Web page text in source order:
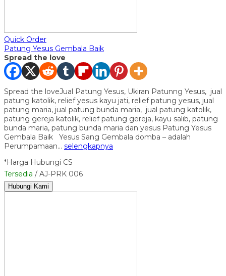
Quick Order
Patung Yesus Gembala Baik
Spread the love
Spread the loveJual Patung Yesus, Ukiran Patunng Yesus, jual
patung katolik, relief yesus kayu jati, relief patung yesus, jual
patung maria, jual patung bunda maria, jual patung katolik,
patung gereja katolik, relief patung gereja, kayu salib, patung
bunda maria, patung bunda maria dan yesus Patung Yesus
Gembala Baik Yesus Sang Gembala domba – adalah
Perumpamaan… selengkapnya
*Harga Hubungi CS
Tersedia / AJ-PRK 006
Hubungi Kami